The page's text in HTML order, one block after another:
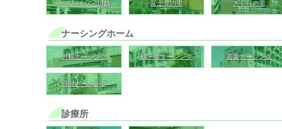
ケアハイツ・川越 富士見の里 さくらの里
ナーシングホーム
川鶴ナーシング 鶴ヶ島ナーシング 若葉ナーシング
羽沢ナーシング
診療所